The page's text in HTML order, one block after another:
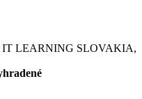
IT LEARNING SLOVAKIA,